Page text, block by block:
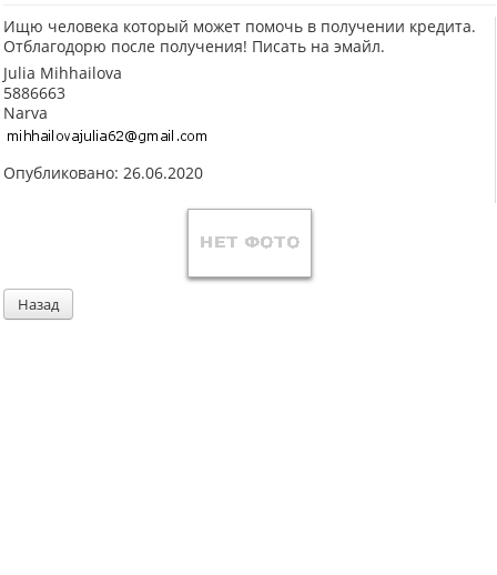
Ищю человека который может помочь в получении кредита.
Отблагодорю после получения! Писать на эмайл.
Julia Mihhailova
5886663
Narva
Опубликовано: 26.06.2020
Назад